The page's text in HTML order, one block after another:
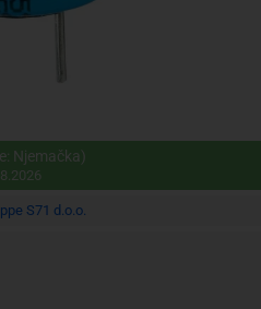
Njemačka)
S71 d.o.o.